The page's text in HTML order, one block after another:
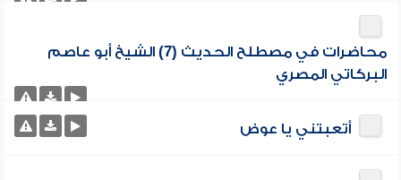
محاضرات في مصطلح الحديث (7) الشيخ أبو عاصم
البركاتي المصري
أتعبتني يا عوض